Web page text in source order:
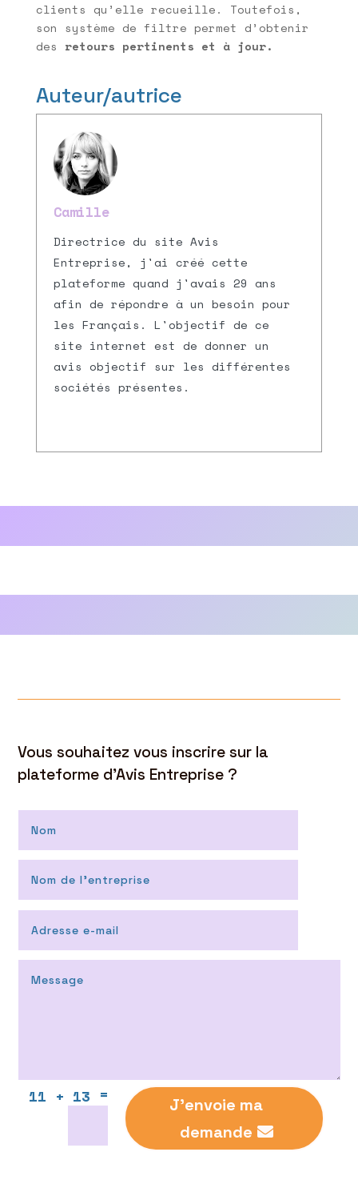
clients qu’elle recueille. Toutefois,
son système de filtre permet d’obtenir
des retours pertinents et à jour.
Auteur/autrice
Camille
Directrice du site Avis
Entreprise, j'ai créé cette
plateforme quand j'avais 29 ans
afin de répondre à un besoin pour
les Français. L'objectif de ce
site internet est de donner un
avis objectif sur les différentes
sociétés présentes.
Vous souhaitez vous inscrire sur la
plateforme d’Avis Entreprise ?
11 + 13 =
J'envoie ma
demande